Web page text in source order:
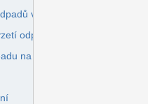
v rámci IČO – kontrola
odpadu na sklad odpadů (u
na jiné IČO, jehož